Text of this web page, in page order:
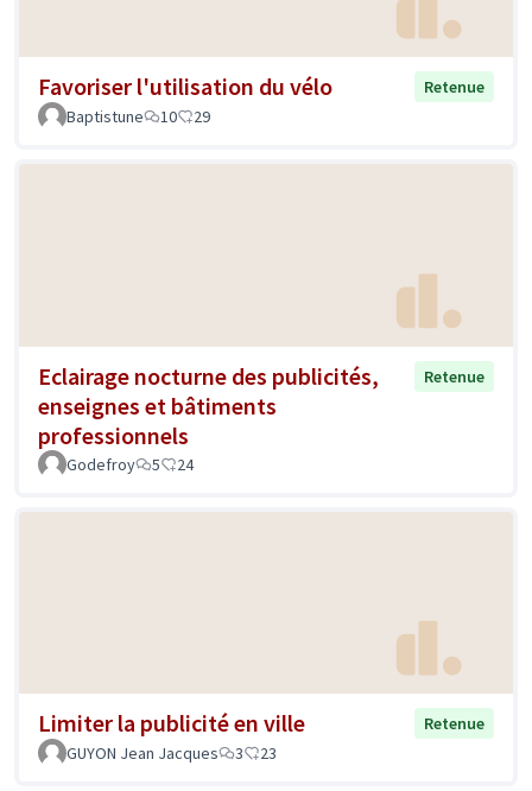
Favoriser l'utilisation du vélo
Retenue
Baptistune
10 29
Eclairage nocturne des publicités,
enseignes et bâtiments
professionnels
Retenue
Godefroy 5 24
Limiter la publicité en ville
Retenue
GUYON Jean Jacques
3 23